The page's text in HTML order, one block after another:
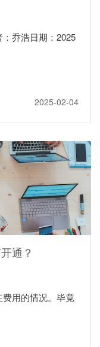
乔浩日期：2025
2025-02-04
通？
用的情况。毕竟